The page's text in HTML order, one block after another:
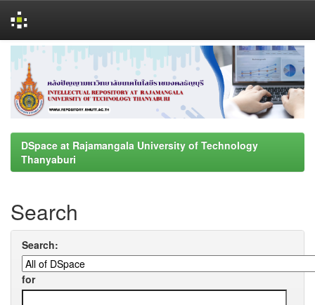
navigation
DSpace at Rajamangala University of Technology
Thanyaburi
Search
Search:
for